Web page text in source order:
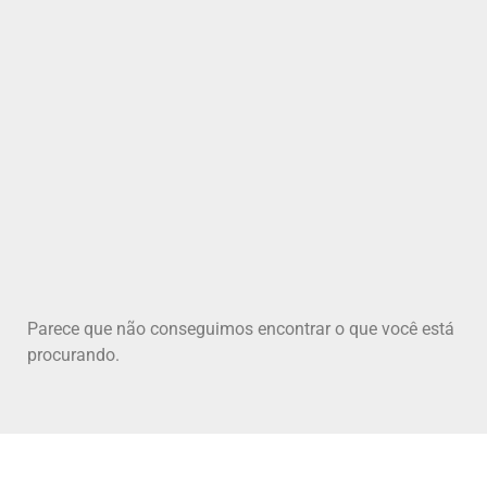
Parece que não conseguimos encontrar o que você está
procurando.